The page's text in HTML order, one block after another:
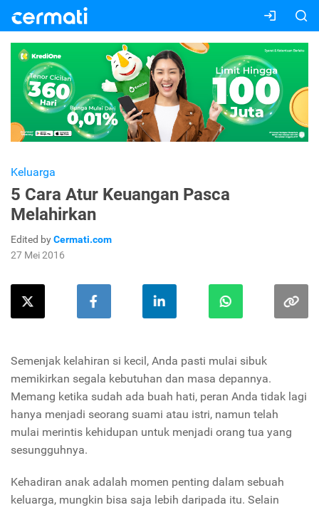
Keluarga
5 Cara Atur Keuangan Pasca
Melahirkan
Edited byCermati.com
27 Mei 2016
Semenjak kelahiran si kecil, Anda pasti mulai sibuk
memikirkan segala kebutuhan dan masa depannya.
Memang ketika sudah ada buah hati, peran Anda tidak lagi
hanya menjadi seorang suami atau istri, namun telah
mulai merintis kehidupan untuk menjadi orang tua yang
sesungguhnya.
Kehadiran anak adalah momen penting dalam sebuah
keluarga, mungkin bisa saja lebih daripada itu. Selain